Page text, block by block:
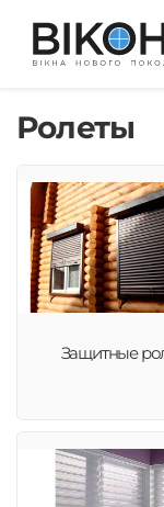
Ролеты
Защитные